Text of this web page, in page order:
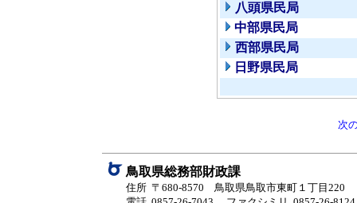
八頭県民局
中部県民局
西部県民局
日野県民局
次
鳥取県総務部財政課
住所 〒680-8570 鳥取県鳥取市東町１丁目220